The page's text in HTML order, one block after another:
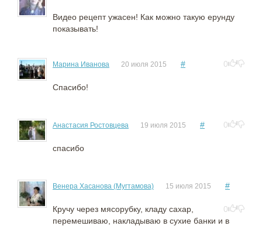
Видео рецепт ужасен! Как можно такую ерунду
показывать!
Марина Иванова 20 июля 2015 # 0
Спасибо!
Анастасия Ростовцева 19 июля 2015 # 0
спасибо
Венера Хасанова (Мугтамова) 15 июля 2015 #
0
Кручу через мясорубку, кладу сахар,
перемешиваю, накладываю в сухие банки и в